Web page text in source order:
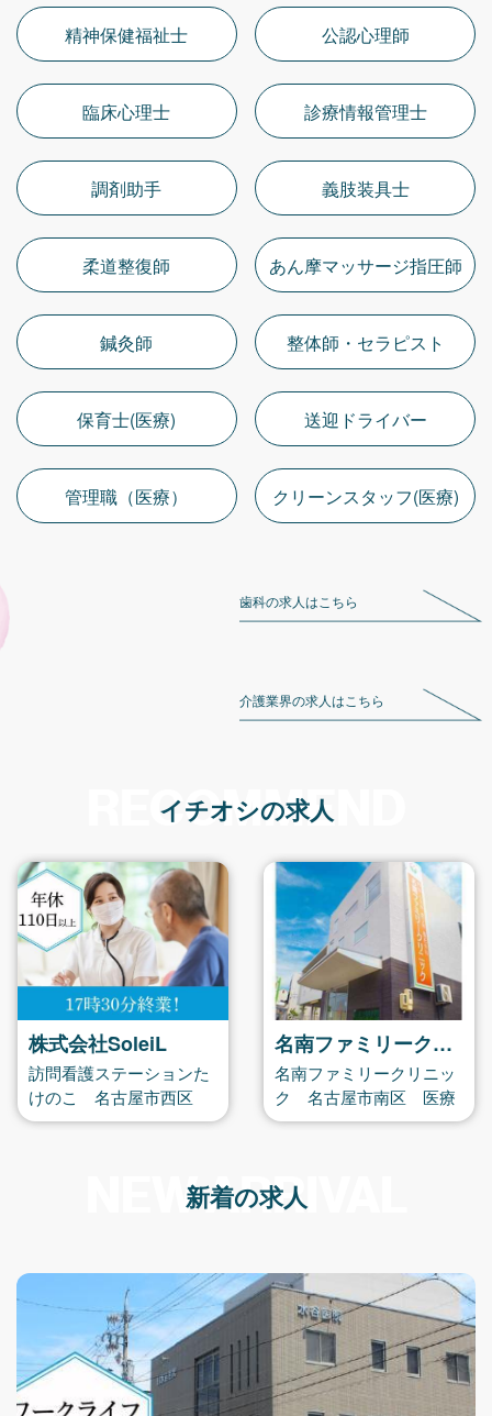
精神保健福祉士 公認心理師
臨床心理士 診療情報管理士
調剤助手 義肢装具士
柔道整復師 あん摩マッサージ指圧師
鍼灸師 整体師・セラピスト
保育士(医療) 送迎ドライバー
管理職（医療） クリーンスタッフ(医療)
歯科の求人はこちら
介護業界の求人はこちら
RECOMMEND
イチオシの求人
名南ファミリークリニッ
ク 名古屋市南区 医療
事務 正社員募集
医療法人 黒田皮フ科
一宮市 キレイなクリニ
ックでの外来求人です！
NEW ARRIVAL
新着の求人